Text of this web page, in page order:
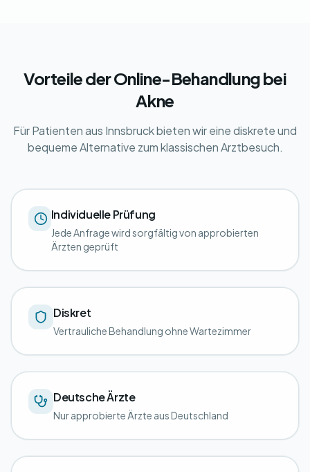
Vorteile der Online-Behandlung bei
Akne
Für Patienten aus Innsbruck bieten wir eine diskrete und
bequeme Alternative zum klassischen Arztbesuch.
Individuelle Prüfung
Jede Anfrage wird sorgfältig von approbierten
Ärzten geprüft
Diskret
Vertrauliche Behandlung ohne Wartezimmer
Deutsche Ärzte
Nur approbierte Ärzte aus Deutschland